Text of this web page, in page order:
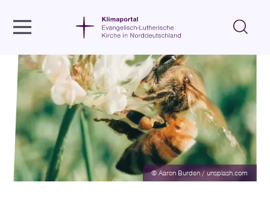
© Aaron Burden / unsplash.com